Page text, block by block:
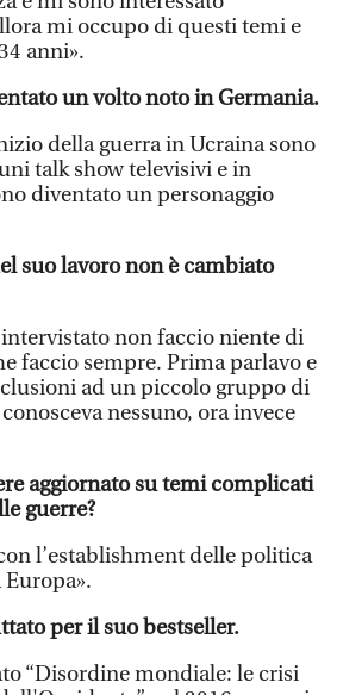
mi occupo di questi temi e
anni».
un volto noto in Germania.
della guerra in Ucraina sono
talk show televisivi e in
diventato un personaggio
suo lavoro non è cambiato
non faccio niente di
faccio sempre. Prima parlavo e
ad un piccolo gruppo di
nessuno, ora invece
aggiornato su temi complicati
guerre?
l’establishment delle politica
per il suo bestseller.
“Disordine mondiale: le crisi